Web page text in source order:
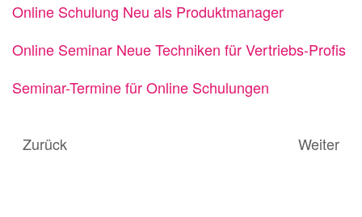
Online Schulung Neu als Produktmanager
Online Seminar Neue Techniken für Vertriebs-Profis
Seminar-Termine für Online Schulungen
Zurück Weiter